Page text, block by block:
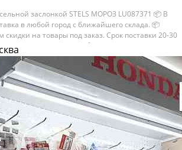
заслонкой STELS МОРОЗ LU087371 📦 В
в любой город с ближайшего склада. 📦
скидки на тoвaры пoд зaказ. Сpок поcтaвки 20-30
запросу в WhatsApp. 🔴 Пишите и звoните